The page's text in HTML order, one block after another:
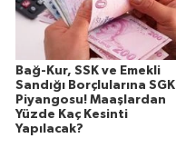
Bağ-Kur, SSK ve Emekli
Sandığı Borçlularına SGK
Piyangosu! Maaşlardan
Yüzde Kaç Kesinti
Yapılacak?